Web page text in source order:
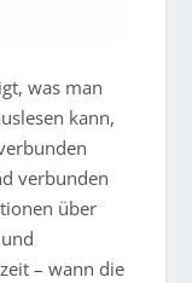
was man
kann,
verbunden
über
– wann die